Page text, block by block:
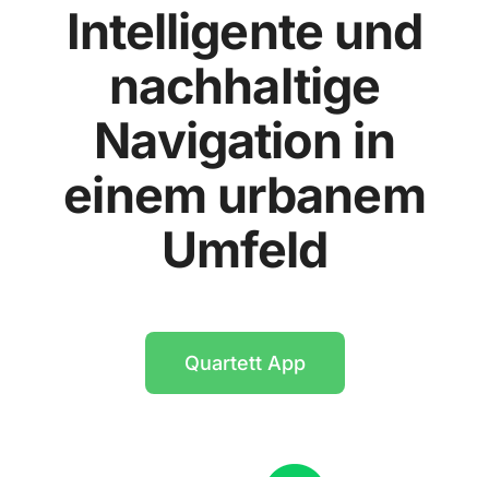
Intelligente und
nachhaltige
Navigation in
einem urbanem
Umfeld
Quartett App